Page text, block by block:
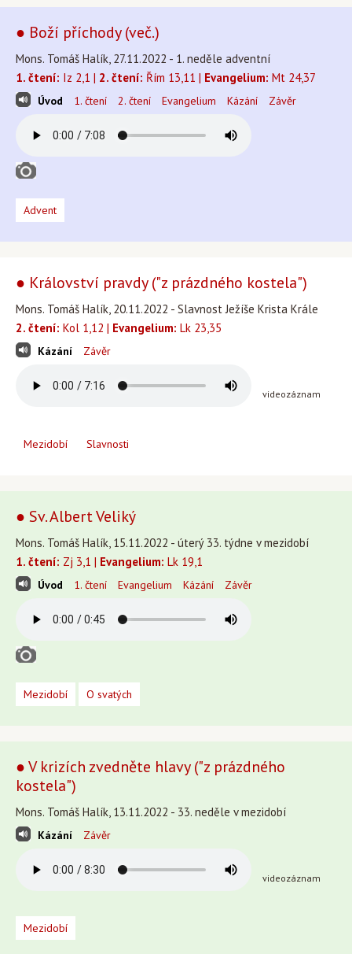
● Boží příchody (več.)
Mons. Tomáš Halík, 27.11.2022 - 1. neděle adventní
1. čtení: Iz 2,1 | 2. čtení: Řím 13,11 | Evangelium: Mt 24,37
Úvod 1. čtení 2. čtení Evangelium Kázání Závěr
Advent
● Království pravdy ("z prázdného kostela")
Mons. Tomáš Halík, 20.11.2022 - Slavnost Ježíše Krista Krále
2. čtení: Kol 1,12 | Evangelium: Lk 23,35
Kázání Závěr
videozáznam
Mezidobí Slavnosti
● Sv. Albert Veliký
Mons. Tomáš Halík, 15.11.2022 - úterý 33. týdne v mezidobí
1. čtení: Zj 3,1 | Evangelium: Lk 19,1
Úvod 1. čtení Evangelium Kázání Závěr
Mezidobí O svatých
● V krizích zvedněte hlavy ("z prázdného
kostela")
Mons. Tomáš Halík, 13.11.2022 - 33. neděle v mezidobí
Kázání Závěr
videozáznam
Mezidobí